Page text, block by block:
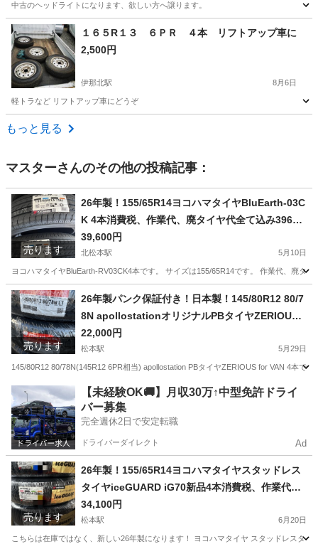
中古のヘッドライトになります、欲しい方へ譲ります。
長野 安曇野市 外装、車外用品 ヘッドライト
１６５R１３ ６ＰＲ ４本 リフトアップ車に
2,500円
伊那北駅 8月6日
軽トラなど リフトアップ車にどうぞ
長野 伊那市
もっと見る
マスターさんのその他の投稿記事：
売ります
26年製！155/65R14ヨコハマタイヤBluEarth-03C
K 4本消費税、作業代、廃タイヤ代全て込み39600
円！
39,600円
北松本駅 5月10日
ヨコハマタイヤBluEarth-RV03CK4本です。 サイズは155/65R14です。 作業代、廃タ
長野 松本市 北松本駅 タイヤ、ホイール BluEarth
売ります
26年製パンク保証付き！日本製！145/80R12 80/7
8N apollostationオリジナルPBタイヤZERIOUS4
本 消費税、作業代、廃タイヤ代全て込み22000
円！
22,000円
松本駅 5月29日
145/80R12 80/78N(145R12 6PR相当) apollostation PBタイヤZERIOUS for VAN 4本で
松本市 松本駅 タイヤ、ホイール タイヤ
【未経験OK🚚】月収30万↑中型免許ドライ
バー募集
完全週休2日で安定転職
ドライバーダイレクト Ad
売ります
26年製！155/65R14ヨコハマタイヤスタッドレス
タイヤiceGUARD iG70新品4本消費税、作業代、
廃タイヤ代、全て込み34100円！
34,100円
松本駅 6月20日
こちらは在庫ではなく、新しい26年製になります！ ヨコハマタイヤ スタッドレスタ